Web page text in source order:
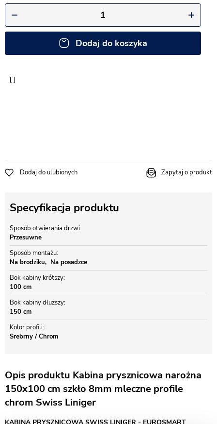
Dodaj do koszyka
Dodaj do ulubionych Zapytaj o produkt
Specyfikacja produktu
Sposób otwierania drzwi
Przesuwne
Sposób montażu
Na brodziku
Na posadzce
Bok kabiny krótszy
100 cm
Bok kabiny dłuższy
150 cm
Kolor profili
Srebrny / Chrom
Opis produktu Kabina prysznicowa narożna
150x100 cm szkło 8mm mleczne profile
chrom Swiss Liniger